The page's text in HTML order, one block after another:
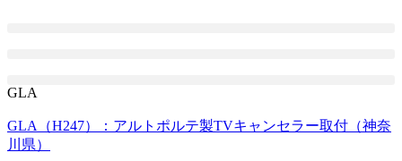
ツ
ス
キ
GLA
GLA（H247）：アルトポルテ製TVキャンセラー取付（神奈
川県）